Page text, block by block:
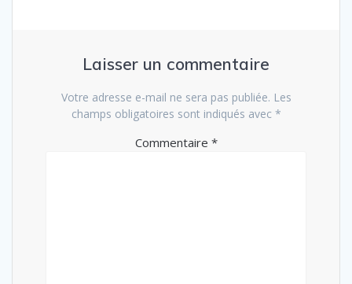
Laisser un commentaire
Votre adresse e-mail ne sera pas publiée. Les
champs obligatoires sont indiqués avec *
Commentaire *